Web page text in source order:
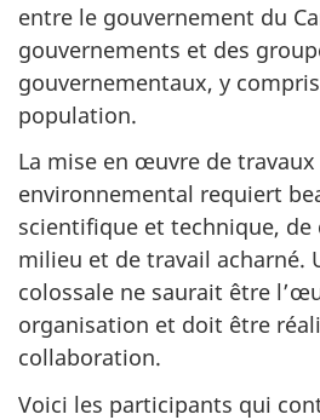
entre le gouvernement du
gouvernements et des
gouvernementaux, y
population.
La mise en œuvre de travaux
environnemental requiert
scientifique et technique, de
milieu et de travail acharné.
colossale ne saurait être
organisation et doit être
collaboration.
Voici les participants qui